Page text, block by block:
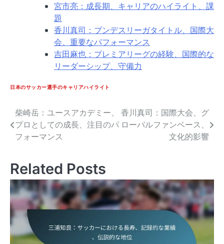
宮市亮：成長期、キャリアのハイライト、課
題
香川真司：ブンデスリーガタイトル、国際大
会、重要なパフォーマンス
吉田麻也：プレミアリーグの経験、国際的な
リーダーシップ、守備力
日本のサッカー選手のキャリアハイライト
Post
navigation
柴崎岳：ユースアカデミー、
プロとしての成長、注目のパ
フォーマンス
香川真司：国際大会、グ
ローバルファンベース、
文化的影響
Related Posts